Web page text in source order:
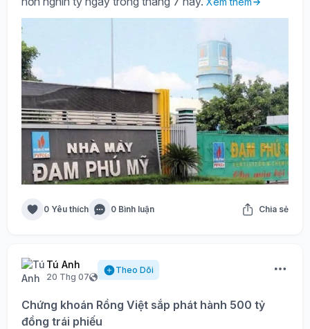
0 Yêu thích 0 Bình luận Chia sẻ
Tú Anh
20 Thg 07
Theo Dõi
Chứng khoán Rồng Việt sắp phát hành 500 tỷ
đồng trái phiếu